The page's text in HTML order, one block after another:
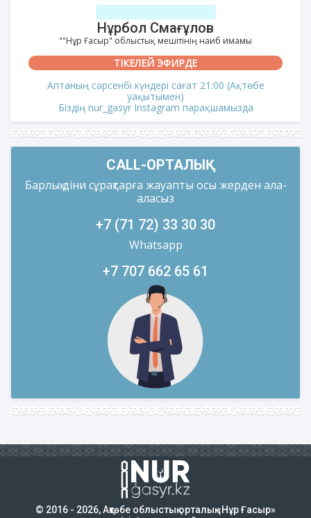
Нұрбол Смағұлов
""Нұр Ғасыр" облыстық мешітінің наиб имамы
ТІКЕЛЕЙ ЭФИРДЕ
Аптаның сәрсенбі күндері сағат 21:00 (Ақтөбе
уақытымен)
Біздің nur_gasyr Instagram парақшамызда
CALL-ОРТАЛЫҚ
Барлық діни сұрақтарға жауапты осы жерден ала-
аласыз
+7 (71 72) 33 30 30
Whatsapp
+7 707 662 65 61
© 2016 - 2026, Ақтөбе облыстық орталық «Нұр Ғасыр»